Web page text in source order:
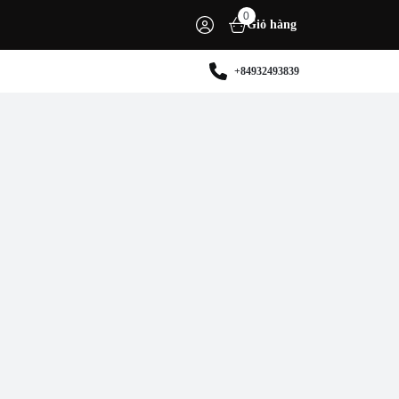
0
Giỏ hàng
+84932493839